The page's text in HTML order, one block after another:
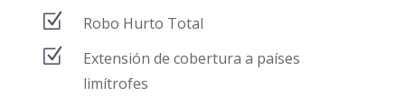
Z Robo Hurto Total
Z
Extensión de cobertura a países
limítrofes